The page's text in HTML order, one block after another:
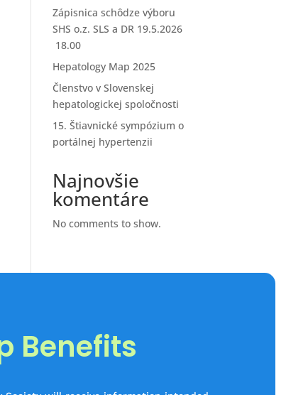
Zápisnica schôdze výboru
SHS o.z. SLS a DR 19.5.2026
18.00
Hepatology Map 2025
Členstvo v Slovenskej
hepatologickej spoločnosti
15. Štiavnické sympózium o
portálnej hypertenzii
Najnovšie
komentáre
No comments to show.
Benefits